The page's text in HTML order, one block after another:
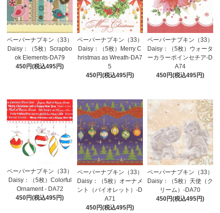
ペーパーナプキン（33）
Daisy：（5枚）Scrapbo
ok Elements-DA79
450円(税込495円)
ペーパーナプキン（33）
Daisy：（5枚）Merry C
hristmas as Wreath-DA7
5
450円(税込495円)
ペーパーナプキン（33）
Daisy：（5枚）ウォータ
ーカラーポインセチア-D
A74
450円(税込495円)
ペーパーナプキン（33）
Daisy：（5枚）Colorful
Ornament - DA72
450円(税込495円)
ペーパーナプキン（33）
Daisy：（5枚）オーナメ
ント（バイオレット）-D
A71
450円(税込495円)
ペーパーナプキン（33）
Daisy：（5枚）天使（ク
リーム）-DA70
450円(税込495円)